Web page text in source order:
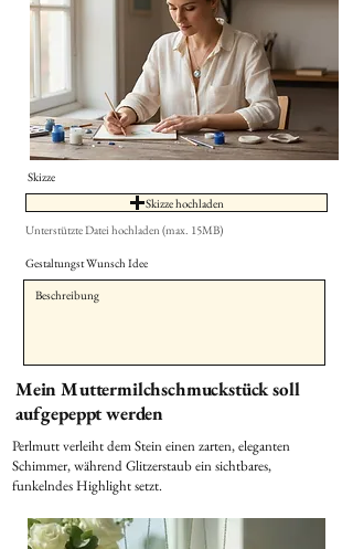
Skizze
Skizze hochladen
Unterstützte Datei hochladen (max. 15MB)
Gestaltungst Wunsch Idee
Mein Muttermilchschmuckstück soll
aufgepeppt werden
Perlmutt verleiht dem Stein einen zarten, eleganten
Schimmer, während Glitzerstaub ein sichtbares,
funkelndes Highlight setzt.